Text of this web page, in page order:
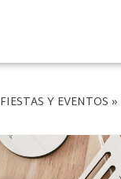
FIESTAS Y EVENTOS »